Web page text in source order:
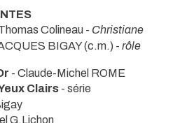
Colineau - Christiane
BIGAY (c.m.) - rôle
- Claude-Michel ROME
Clairs - série
G.Lichon